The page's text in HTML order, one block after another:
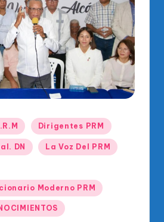
Dirigentes PRM
DN La Voz Del PRM
Moderno PRM